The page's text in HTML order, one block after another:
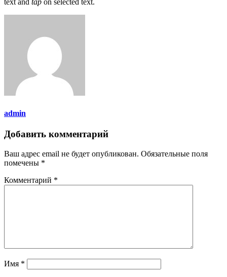
text and tap on selected text.
admin
Добавить комментарий
Ваш адрес email не будет опубликован. Обязательные поля
помечены *
Комментарий *
Имя *